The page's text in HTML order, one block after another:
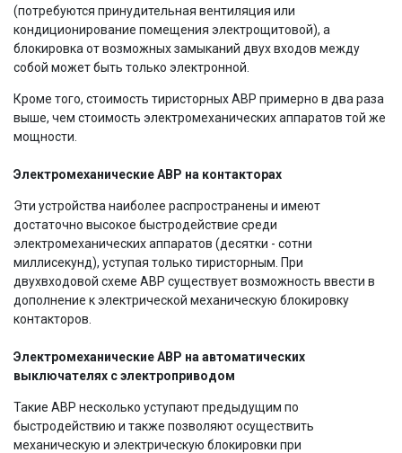
(потребуются принудительная вентиляция или
кондиционирование помещения электрощитовой), а
блокировка от возможных замыканий двух входов между
собой может быть только электронной.
Кроме того, стоимость тиристорных АВР примерно в два раза
выше, чем стоимость электромеханических аппаратов той же
мощности.
Электромеханические АВР на контакторах
Эти устройства наиболее распространены и имеют
достаточно высокое быстродействие среди
электромеханических аппаратов (десятки - сотни
миллисекунд), уступая только тиристорным. При
двухвходовой схеме АВР существует возможность ввести в
дополнение к электрической механическую блокировку
контакторов.
Электромеханические АВР на автоматических
выключателях с электроприводом
Такие АВР несколько уступают предыдущим по
быстродействию и также позволяют осуществить
механическую и электрическую блокировки при